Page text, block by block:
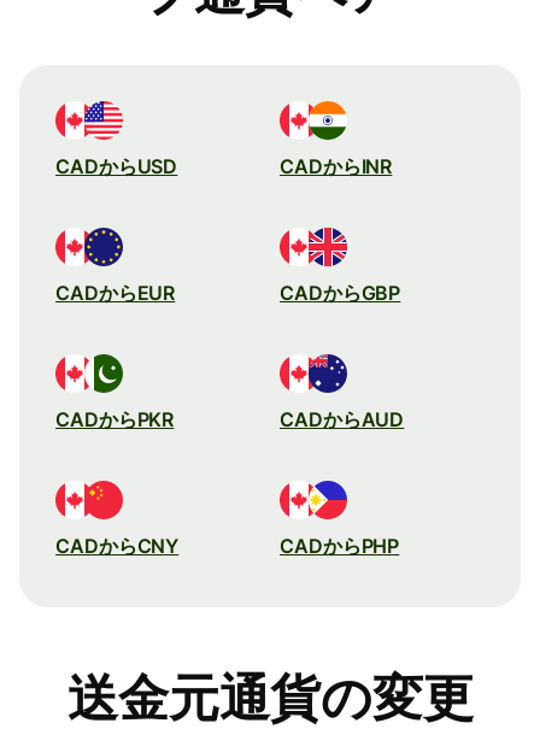
CADからUSD CADからINR
CADからEUR CADからGBP
CADからPKR CADからAUD
CADからCNY CADからPHP
送金元通貨の変更